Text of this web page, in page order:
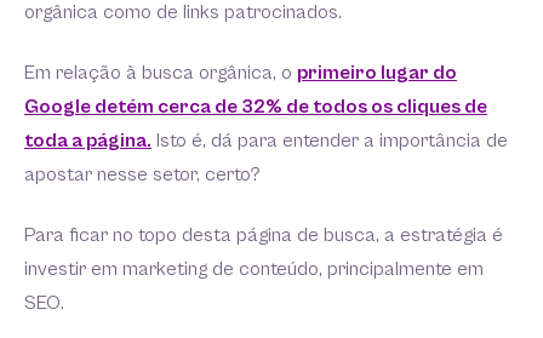
orgânica como de links patrocinados.
Em relação à busca orgânica, o primeiro lugar do
Google detém cerca de 32% de todos os cliques de
toda a página. Isto é, dá para entender a importância de
apostar nesse setor, certo?
Para ficar no topo desta página de busca, a estratégia é
investir em marketing de conteúdo, principalmente em
SEO.